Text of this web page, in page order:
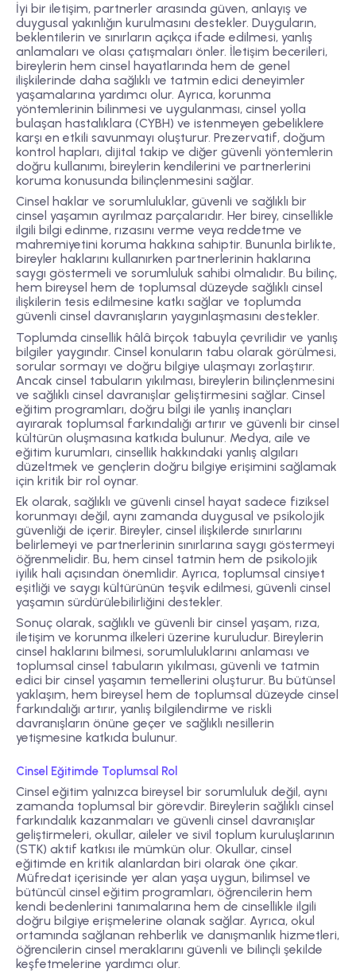
İyi bir iletişim, partnerler arasında güven, anlayış ve
duygusal yakınlığın kurulmasını destekler. Duyguların,
beklentilerin ve sınırların açıkça ifade edilmesi, yanlış
anlamaları ve olası çatışmaları önler. İletişim becerileri,
bireylerin hem cinsel hayatlarında hem de genel
ilişkilerinde daha sağlıklı ve tatmin edici deneyimler
yaşamalarına yardımcı olur. Ayrıca, korunma
yöntemlerinin bilinmesi ve uygulanması, cinsel yolla
bulaşan hastalıklara (CYBH) ve istenmeyen gebeliklere
karşı en etkili savunmayı oluşturur. Prezervatif, doğum
kontrol hapları, dijital takip ve diğer güvenli yöntemlerin
doğru kullanımı, bireylerin kendilerini ve partnerlerini
koruma konusunda bilinçlenmesini sağlar.
Cinsel haklar ve sorumluluklar, güvenli ve sağlıklı bir
cinsel yaşamın ayrılmaz parçalarıdır. Her birey, cinsellikle
ilgili bilgi edinme, rızasını verme veya reddetme ve
mahremiyetini koruma hakkına sahiptir. Bununla birlikte,
bireyler haklarını kullanırken partnerlerinin haklarına
saygı göstermeli ve sorumluluk sahibi olmalıdır. Bu bilinç,
hem bireysel hem de toplumsal düzeyde sağlıklı cinsel
ilişkilerin tesis edilmesine katkı sağlar ve toplumda
güvenli cinsel davranışların yaygınlaşmasını destekler.
Toplumda cinsellik hâlâ birçok tabuyla çevrilidir ve yanlış
bilgiler yaygındır. Cinsel konuların tabu olarak görülmesi,
sorular sormayı ve doğru bilgiye ulaşmayı zorlaştırır.
Ancak cinsel tabuların yıkılması, bireylerin bilinçlenmesini
ve sağlıklı cinsel davranışlar geliştirmesini sağlar. Cinsel
eğitim programları, doğru bilgi ile yanlış inançları
ayırarak toplumsal farkındalığı artırır ve güvenli bir cinsel
kültürün oluşmasına katkıda bulunur. Medya, aile ve
eğitim kurumları, cinsellik hakkındaki yanlış algıları
düzeltmek ve gençlerin doğru bilgiye erişimini sağlamak
için kritik bir rol oynar.
Ek olarak, sağlıklı ve güvenli cinsel hayat sadece fiziksel
korunmayı değil, aynı zamanda duygusal ve psikolojik
güvenliği de içerir. Bireyler, cinsel ilişkilerde sınırlarını
belirlemeyi ve partnerlerinin sınırlarına saygı göstermeyi
öğrenmelidir. Bu, hem cinsel tatmin hem de psikolojik
iyilik hali açısından önemlidir. Ayrıca, toplumsal cinsiyet
eşitliği ve saygı kültürünün teşvik edilmesi, güvenli cinsel
yaşamın sürdürülebilirliğini destekler.
Sonuç olarak, sağlıklı ve güvenli bir cinsel yaşam, rıza,
iletişim ve korunma ilkeleri üzerine kuruludur. Bireylerin
cinsel haklarını bilmesi, sorumluluklarını anlaması ve
toplumsal cinsel tabuların yıkılması, güvenli ve tatmin
edici bir cinsel yaşamın temellerini oluşturur. Bu bütünsel
yaklaşım, hem bireysel hem de toplumsal düzeyde cinsel
farkındalığı artırır, yanlış bilgilendirme ve riskli
davranışların önüne geçer ve sağlıklı nesillerin
yetişmesine katkıda bulunur.
Cinsel Eğitimde Toplumsal Rol
Cinsel eğitim yalnızca bireysel bir sorumluluk değil, aynı
zamanda toplumsal bir görevdir. Bireylerin sağlıklı cinsel
farkındalık kazanmaları ve güvenli cinsel davranışlar
geliştirmeleri, okullar, aileler ve sivil toplum kuruluşlarının
(STK) aktif katkısı ile mümkün olur. Okullar, cinsel
eğitimde en kritik alanlardan biri olarak öne çıkar.
Müfredat içerisinde yer alan yaşa uygun, bilimsel ve
bütüncül cinsel eğitim programları, öğrencilerin hem
kendi bedenlerini tanımalarına hem de cinsellikle ilgili
doğru bilgiye erişmelerine olanak sağlar. Ayrıca, okul
ortamında sağlanan rehberlik ve danışmanlık hizmetleri,
öğrencilerin cinsel meraklarını güvenli ve bilinçli şekilde
keşfetmelerine yardımcı olur.